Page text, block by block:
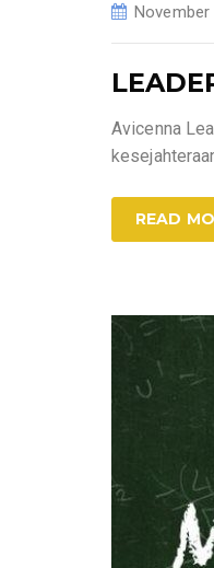
November
Avicenna
READ